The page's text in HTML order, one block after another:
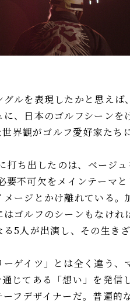
グルを表現したかと思え
に、日本のゴルフシーン
界観がゴルフ愛好家たち
ち出したのは、ベージ
要不可欠をメインテーマ
メージとかけ離れている
ゴルフのシーンもなけ
5人が出演し、その生き
ゲイツ」とは全く違う
通じてある「想い」を発
フデザイナーだ。普遍的